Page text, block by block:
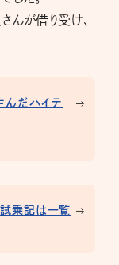
んが借り受け、
んだハイテ
試乗記は一覧